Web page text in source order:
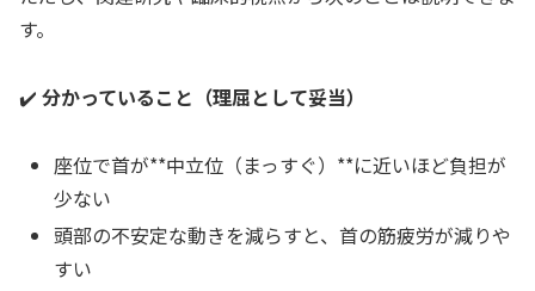
す。
✔️ 分かっていること（理屈として妥当）
座位で首が**中立位（まっすぐ）**に近いほど負担が
少ない
頭部の不安定な動きを減らすと、首の筋疲労が減りや
すい